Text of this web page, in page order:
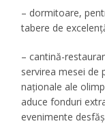
– dormitoare,
tabere de
– cantină-
servirea mesei de
naţionale ale
aduce fonduri
evenimente